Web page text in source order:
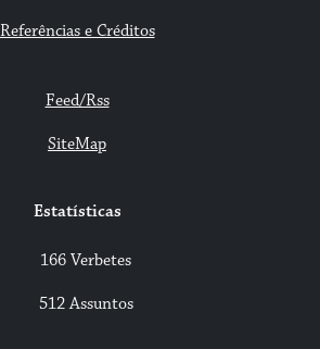
Referências e Créditos
Feed/Rss
SiteMap
Estatísticas
166 Verbetes
512 Assuntos